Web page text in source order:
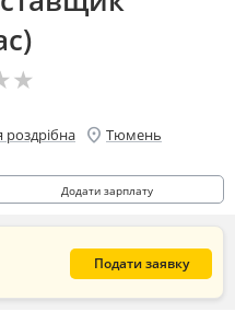
★
★
роздрібна location_on Тюмень
Додати зарплату
Подати заявку